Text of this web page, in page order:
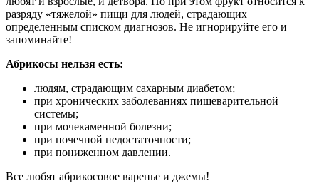
разряду «тяжелой» пищи для людей, страдающих
определенным списком диагнозов. Не игнорируйте его и
запоминайте!
Абрикосы нельзя есть:
людям, страдающим сахарным диабетом;
при хронических заболеваниях пищеварительной
системы;
при мочекаменной болезни;
при почечной недостаточности;
при пониженном давлении.
Все любят абрикосовое варенье и джемы!